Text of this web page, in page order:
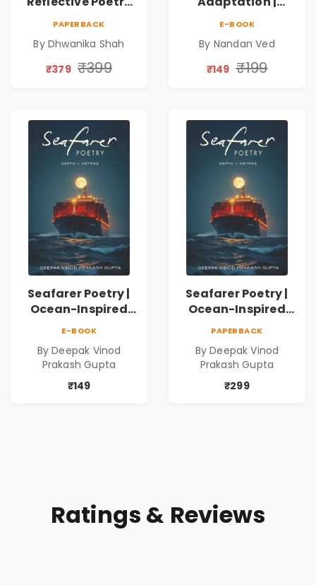
Silence & Self-
Discovery | A
Connection | By
Dhwanika Shah
PAPERBACK
By Dhwanika Shah
₹379 ₹399
Book
E-BOOK
By Nandan Ved
₹149 ₹199
Seafarer Poetry |
Ocean-Inspired
Contemporary
E-BOOK
By Deepak Vinod
Prakash Gupta
₹149
Seafarer Poetry |
Ocean-Inspired
Contemporary
PAPERBACK
By Deepak Vinod
Prakash Gupta
₹299
Ratings & Reviews